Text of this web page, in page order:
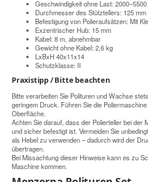
Geschwindigkeit ohne Last:
Durchmesser des Stütztellers: 125 mm
Befestigung von Polieraufsätzen: Mit
Exzentrischer Hub: 15 mm
Kabel: 8 m, abnehmbar
Gewicht ohne Kabel: 2,6 kg
LxBxH 40x11x14
Schutzklasse: II
Praxistipp / Bitte beachten
Bitte verarbeiten Sie Polituren und Wachse
geringem Druck. Führen Sie die
Oberfläche.
Achten Sie darauf, dass der Polierteller bei der
und sicher befestigt ist. Vermeiden Sie
als Hebel zu verwenden – dadurch wird der
übertragen.
Bei Missachtung dieser Hinweise kann es zu
Maschine kommen.